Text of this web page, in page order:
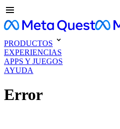
PRODUCTOS
EXPERIENCIAS
APPS Y JUEGOS
AYUDA
Error